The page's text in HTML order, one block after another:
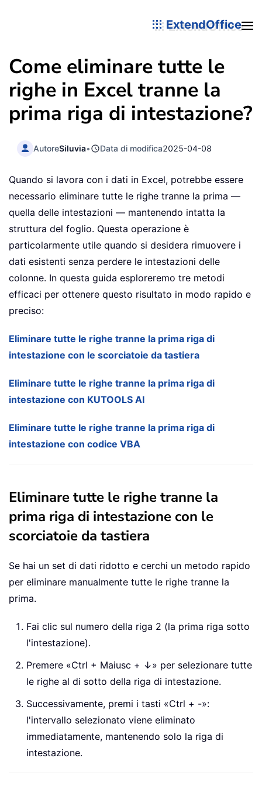
ExtendOffice
Come eliminare tutte le
righe in Excel tranne la
prima riga di intestazione?
AutoreSiluvia• Data di modifica2025-04-08
Quando si lavora con i dati in Excel, potrebbe essere
necessario eliminare tutte le righe tranne la prima —
quella delle intestazioni — mantenendo intatta la
struttura del foglio. Questa operazione è
particolarmente utile quando si desidera rimuovere i
dati esistenti senza perdere le intestazioni delle
colonne. In questa guida esploreremo tre metodi
efficaci per ottenere questo risultato in modo rapido e
preciso:
Eliminare tutte le righe tranne la prima riga di
intestazione con le scorciatoie da tastiera
Eliminare tutte le righe tranne la prima riga di
intestazione con KUTOOLS AI
Eliminare tutte le righe tranne la prima riga di
intestazione con codice VBA
Eliminare tutte le righe tranne la
prima riga di intestazione con le
scorciatoie da tastiera
Se hai un set di dati ridotto e cerchi un metodo rapido
per eliminare manualmente tutte le righe tranne la
prima.
Fai clic sul numero della riga 2 (la prima riga sotto
l'intestazione).
Premere «Ctrl + Maiusc + ↓» per selezionare tutte
le righe al di sotto della riga di intestazione.
Successivamente, premi i tasti «Ctrl + -»:
l'intervallo selezionato viene eliminato
immediatamente, mantenendo solo la riga di
intestazione.